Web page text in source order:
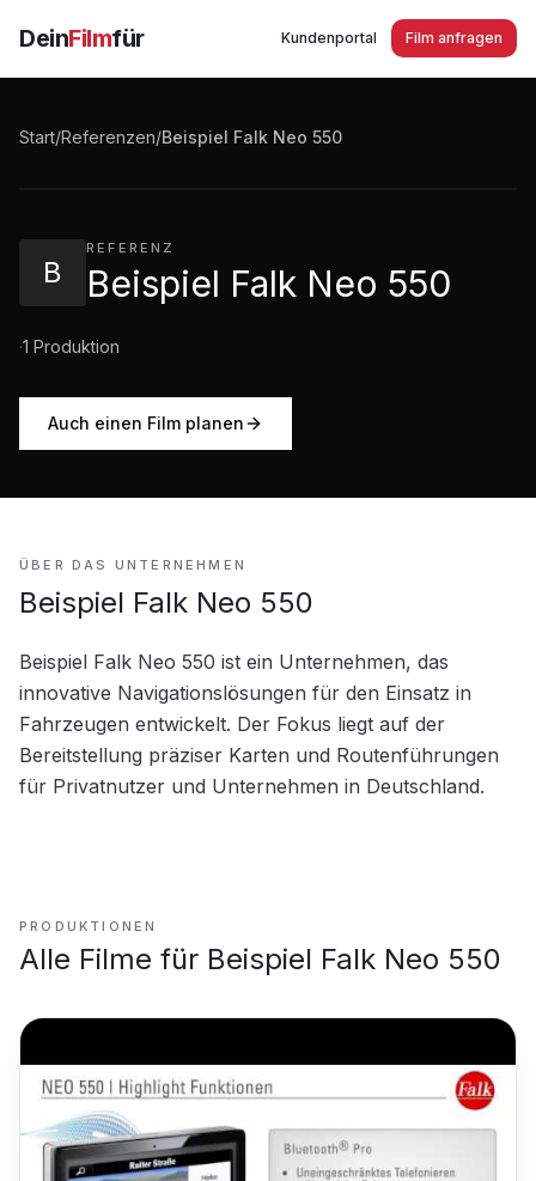
DeinFilmfür Kundenportal Film anfragen
Start/Referenzen/Beispiel Falk Neo 550
B
REFERENZ
Beispiel Falk Neo 550
·1 Produktion
Auch einen Film planen
Beispiel Falk Neo 550
ÜBER DAS UNTERNEHMEN
Beispiel Falk Neo 550
Beispiel Falk Neo 550 ist ein Unternehmen, das
innovative Navigationslösungen für den Einsatz in
Fahrzeugen entwickelt. Der Fokus liegt auf der
Bereitstellung präziser Karten und Routenführungen
für Privatnutzer und Unternehmen in Deutschland.
PRODUKTIONEN
Alle Filme für Beispiel Falk Neo 550